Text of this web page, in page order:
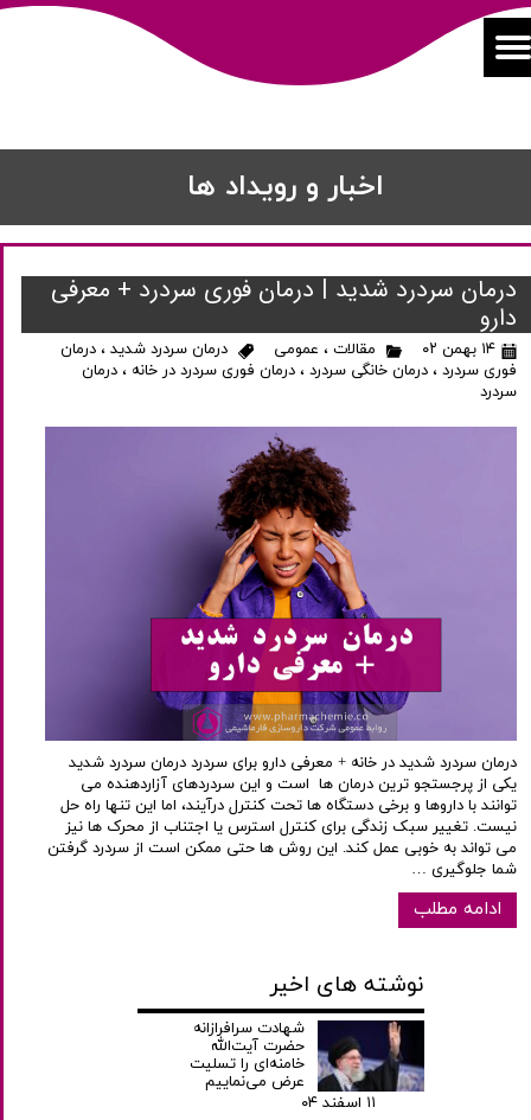
اخبار و رویداد ها
درمان سردرد شدید | درمان فوری سردرد + معرفی
دارو
۱۴ بهمن ۰۲ مقالات ، عمومی درمان سردرد شدید ، درمان
فوری سردرد ، درمان خانگی سردرد ، درمان فوری سردرد در خانه ، درمان
سردرد
درمان سردرد شدید در خانه + معرفی دارو برای سردرد درمان سردرد شدید
یکی از پرجستجو ترین درمان ها است و این سردردهای آزاردهنده می
توانند با داروها و برخی دستگاه ها تحت کنترل درآیند، اما این تنها راه حل
نیست. تغییر سبک زندگی برای کنترل استرس یا اجتناب از محرک ها نیز
می تواند به خوبی عمل کند. این روش ها حتی ممکن است از سردرد گرفتن
شما جلوگیری …
ادامه مطلب
نوشته های اخیر
شهادت سرافرازانه
حضرت آیت‌الله
خامنه‌ای را تسلیت
عرض می‌نماییم
۱۱ اسفند ۰۴